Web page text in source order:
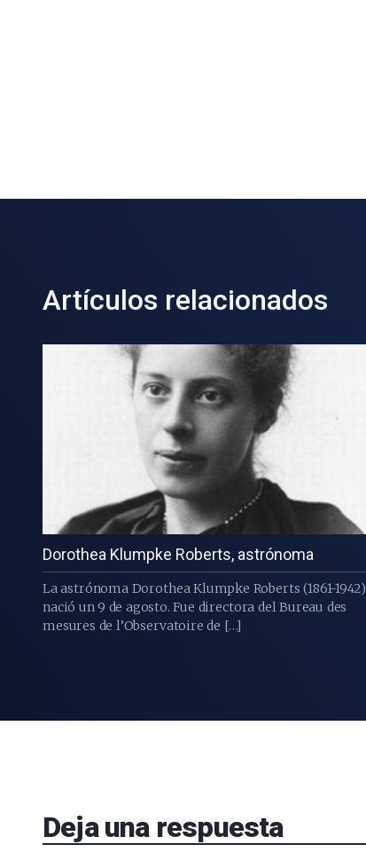
Artículos relacionados
Dorothea Klumpke Roberts, astrónoma
La astrónoma Dorothea Klumpke Roberts (1861-1942)
nació un 9 de agosto. Fue directora del Bureau des
mesures de l’Observatoire de […]
Deja una respuesta